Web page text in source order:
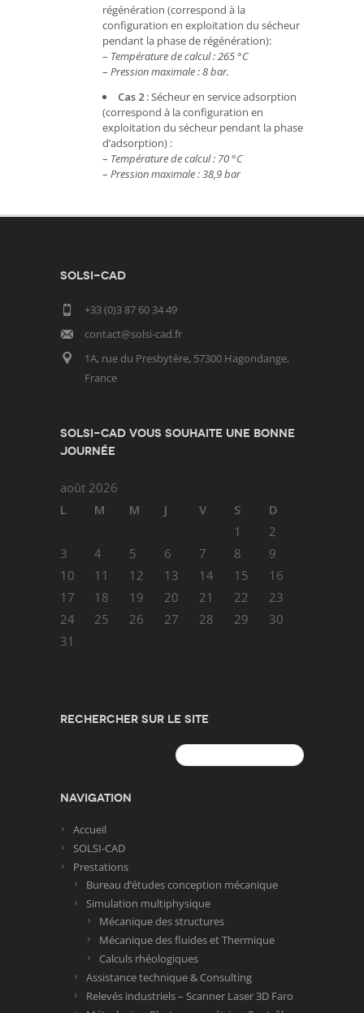
régénération (correspond à la
configuration en exploitation du sécheur
pendant la phase de régénération):
– Température de calcul : 265 °C
– Pression maximale : 8 bar.
Cas 2 :Sécheur en service adsorption
(correspond à la configuration en
exploitation du sécheur pendant la phase
d’adsorption) :
– Température de calcul : 70 °C
– Pression maximale : 38,9 bar
SOLSI-CAD
+33 (0)3 87 60 34 49
contact@solsi-cad.fr
1A, rue du Presbytère, 57300 Hagondange,
France
SOLSI-CAD vous souhaite une bonne
journée
août 2026
L
M M J V S
D
1
2
3
4 5 6 7 8
9
10
11 12 13 14 15
16
17
18 19 20 21 22
23
24
25 26 27 28 29
30
31
Rechercher sur le site
Navigation
Accueil
SOLSI-CAD
Prestations
Bureau d’études conception mécanique
Simulation multiphysique
Mécanique des structures
Mécanique des fluides et Thermique
Calculs rhéologiques
Assistance technique & Consulting
Relevés industriels – Scanner Laser 3D Faro